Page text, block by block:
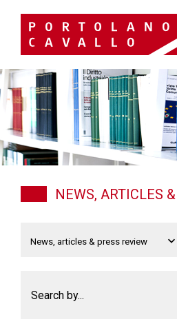
NEWS, ARTICLES
Search by...